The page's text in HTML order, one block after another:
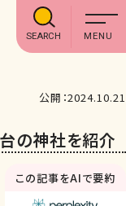
SEARCH
公開：2024.10.21
の神社を紹介
この記事をAIで要約